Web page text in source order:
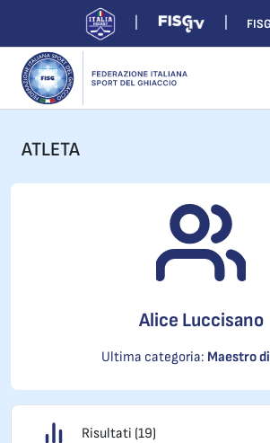
ATLETA
Alice Luccisano
Ultima categoria: Maestro
Risultati (19)